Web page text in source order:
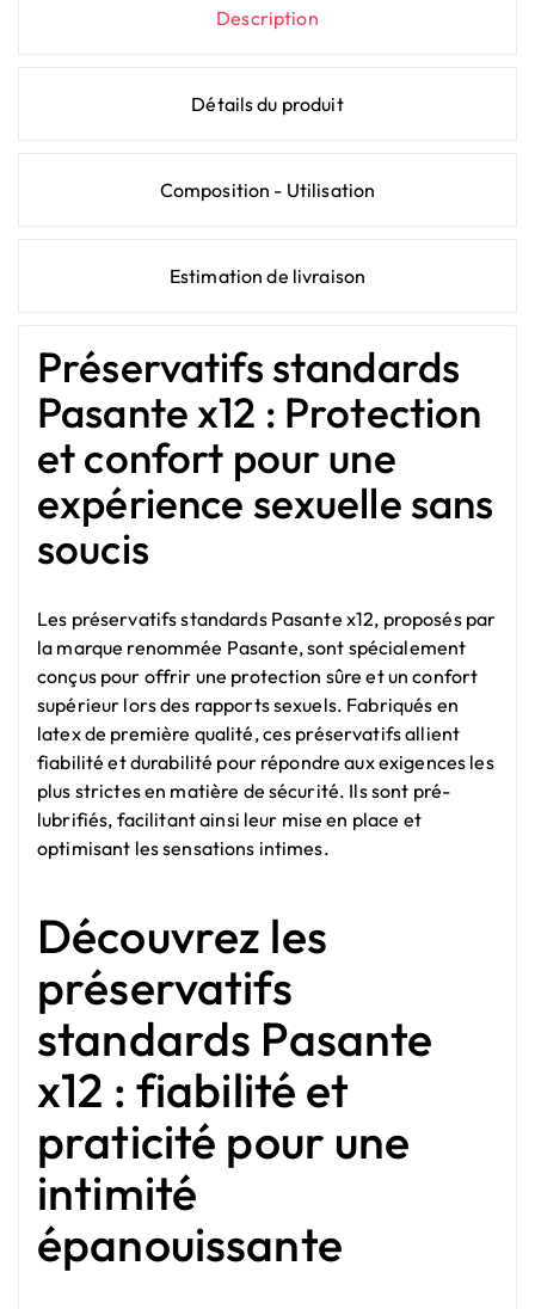
Description
Détails du produit
Composition - Utilisation
Estimation de livraison
Préservatifs standards
Pasante x12 : Protection
et confort pour une
expérience sexuelle sans
soucis
Les préservatifs standards Pasante x12, proposés par
la marque renommée Pasante, sont spécialement
conçus pour offrir une protection sûre et un confort
supérieur lors des rapports sexuels. Fabriqués en
latex de première qualité, ces préservatifs allient
fiabilité et durabilité pour répondre aux exigences les
plus strictes en matière de sécurité. Ils sont pré-
lubrifiés, facilitant ainsi leur mise en place et
optimisant les sensations intimes.
Découvrez les
préservatifs
standards Pasante
x12 : fiabilité et
praticité pour une
intimité
épanouissante